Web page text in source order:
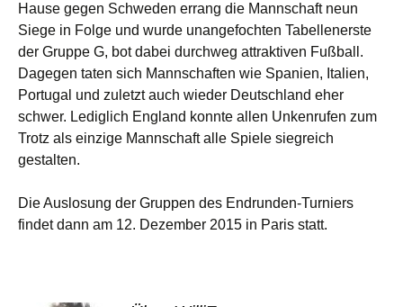
Hause gegen Schweden errang die Mannschaft neun
Siege in Folge und wurde unangefochten Tabellenerste
der Gruppe G, bot dabei durchweg attraktiven Fußball.
Dagegen taten sich Mannschaften wie Spanien, Italien,
Portugal und zuletzt auch wieder Deutschland eher
schwer. Lediglich England konnte allen Unkenrufen zum
Trotz als einzige Mannschaft alle Spiele siegreich
gestalten.
Die Auslosung der Gruppen des Endrunden-Turniers
findet dann am 12. Dezember 2015 in Paris statt.